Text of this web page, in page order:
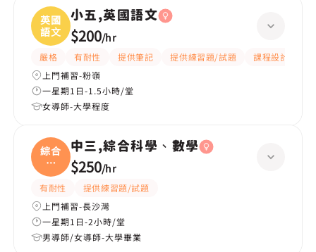
英國
語文
小五,英國語文
$200/hr
嚴格 有耐性 提供筆記 提供練習題/試題 課程設計
上門補習-粉嶺
一星期1日-1.5小時/堂
女導師-大學程度
綜合
科
學、
中三,綜合科學、數學
$250/hr
有耐性
提供練習題/試題
上門補習-長沙灣
一星期1日-2小時/堂
男導師/女導師-大學畢業